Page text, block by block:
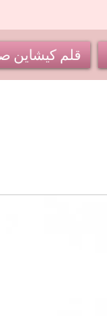
قلم كيشاين